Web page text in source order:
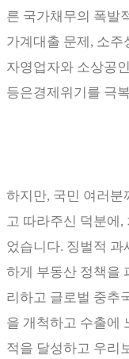
른 국가채무의 폭발
가계대출 문제 , 소주
자영업자와 소상공인
등은경제위기를 극
하지만, 국민 여러분
고 따라주신 덕분에 ,
었습니다. 징벌적 과
하게 부동산 정책을
리하고 글로벌 중추
을 개척하고 수출에
적을 달성하고 우리